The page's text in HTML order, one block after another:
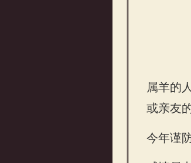
属羊的
属羊的
或亲友
今年谨